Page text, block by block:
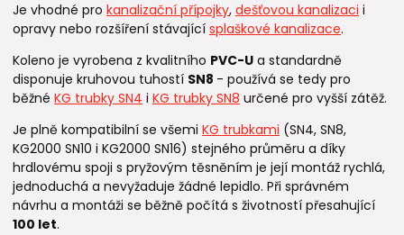
Je vhodné pro kanalizační přípojky, dešťovou kanalizaci i
opravy nebo rozšíření stávající splaškové kanalizace.
Koleno je vyrobena z kvalitního PVC-U a standardně
disponuje kruhovou tuhostí SN8 - používá se tedy pro
běžné KG trubky SN4 i KG trubky SN8 určené pro vyšší zátěž.
Je plně kompatibilní se všemi KG trubkami (SN4, SN8,
KG2000 SN10 i KG2000 SN16) stejného průměru a díky
hrdlovému spoji s pryžovým těsněním je její montáž rychlá,
jednoduchá a nevyžaduje žádné lepidlo. Při správném
návrhu a montáži se běžně počítá s životností přesahující
100 let.